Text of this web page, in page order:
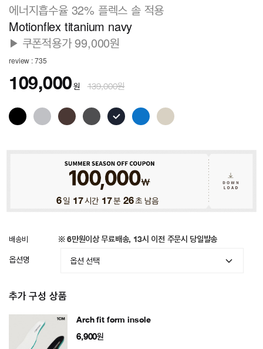
에너지흡수율 32% 플렉스 솔 적용
Motionflex titanium navy
▶ 쿠폰적용가 99,000원
review : 735
109,000원 139,000원
6일 17시간 17분 24초 남음
배송비 ※ 6만원이상 무료배송, 13시 이전 주문시 당일발송
옵션명
추가 구성 상품
Arch fit form insole
6,900원